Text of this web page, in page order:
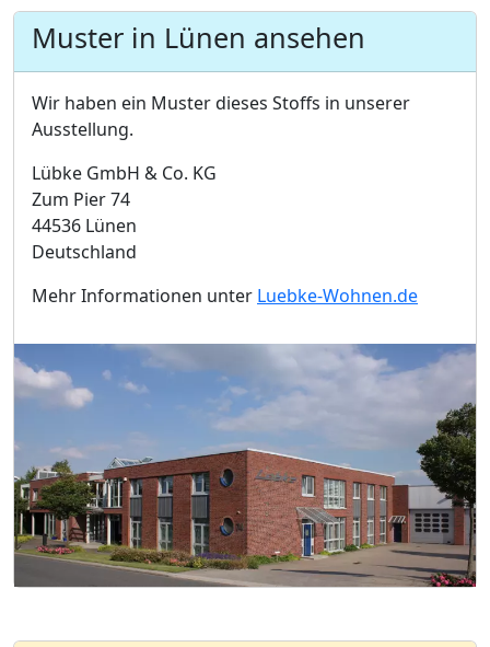
Muster in Lünen ansehen
Wir haben ein Muster dieses Stoffs in unserer
Ausstellung.
Lübke GmbH & Co. KG
Zum Pier 74
44536 Lünen
Deutschland
Mehr Informationen unter Luebke-Wohnen.de